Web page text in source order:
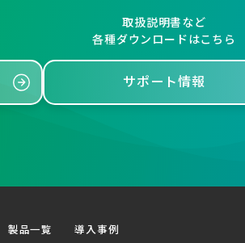
取扱説明書など
各種ダウンロードはこちら
サポート情報
製品一覧
導入事例